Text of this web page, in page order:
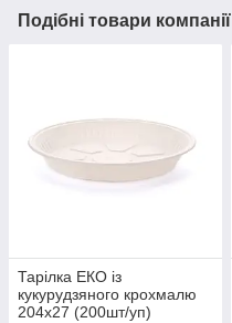
Подібні товари компанії
Тарілка ЕКО із
кукурудзяного крохмалю
204х27 (200шт/уп)